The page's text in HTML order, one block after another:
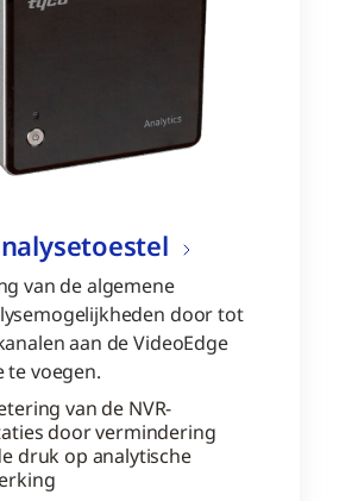
van de algemene
door tot
aan de VideoEdge
te voegen.
van de NVR-
door vermindering
druk op analytische